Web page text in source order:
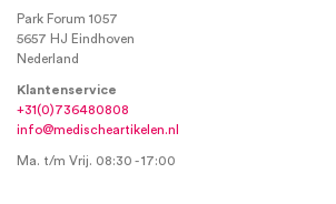
Park Forum 1057
5657 HJ Eindhoven
Nederland
Klantenservice
+31(0)736480808
info@medischeartikelen.nl
Ma. t/m Vrij. 08:30 - 17:00